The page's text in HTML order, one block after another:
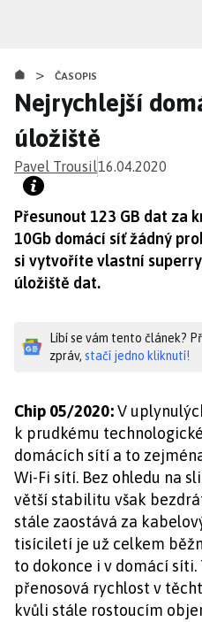
obsahu
> ČASOPIS
Nejrychlejší
úložiště
Pavel Trousil16.04.2020
Přesunout 123 GB dat za
10Gb domácí síť žádný
si vytvoříte vlastní
úložiště dat.
Líbí se vám tento článek?
zpráv, stačí jedno kliknutí!
Chip 05/2020:V
k prudkému
domácích sítí a to
Wi-Fi sítí. Bez ohledu na
větší stabilitu však
stále zaostává za
tisíciletí je už celkem
to dokonce i v domácí
přenosová rychlost v
kvůli stále rostoucím